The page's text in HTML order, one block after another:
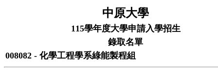
中原大學
115學年度大學申請入學招生
錄取名單
008082 - 化學工程學系綠能製程組